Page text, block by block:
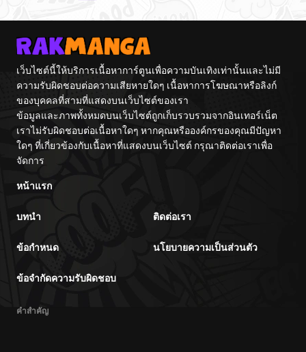
เว็บไซต์นี้ให้บริการเนื้อหาการ์ตูนเพื่อความบันเทิงเท่านั้นและไม่มี
ความรับผิดชอบต่อความเสียหายใดๆ เนื้อหาการโฆษณาหรือลิงก์
ของบุคคลที่สามที่แสดงบนเว็บไซต์ของเรา
ข้อมูลและภาพทั้งหมดบนเว็บไซต์ถูกเก็บรวบรวมจากอินเทอร์เน็ต
เราไม่รับผิดชอบต่อเนื้อหาใดๆ หากคุณหรือองค์กรของคุณมีปัญหา
ใดๆ ที่เกี่ยวข้องกับเนื้อหาที่แสดงบนเว็บไซต์ กรุณาติดต่อเราเพื่อ
จัดการ
หน้าแรก
บทนำ ติดต่อเรา
ข้อกำหนด นโยบายความเป็นส่วนตัว
ข้อจำกัดความรับผิดชอบ
คำสำคัญ